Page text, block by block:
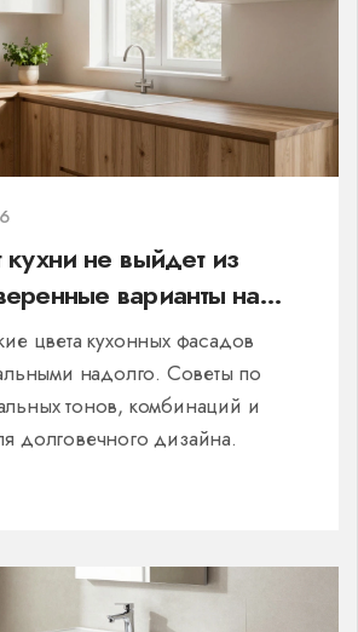
кухни не выйдет из
варианты на
цвета кухонных фасадов
надолго. Советы по
тонов, комбинаций и
долговечного дизайна.